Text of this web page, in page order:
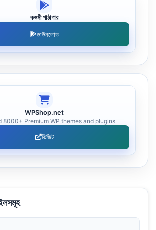
কওমী পাঠাগার
ডাউনলোড
WPShop.net
8000+ Premium WP themes and plugins
ভিজিট